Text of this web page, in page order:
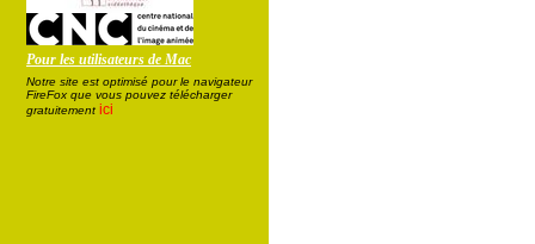
Pour les utilisateurs de Mac
Notre site est optimisé pour le navigateur
FireFox que vous pouvez télécharger
gratuitement ici